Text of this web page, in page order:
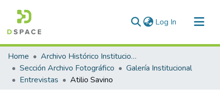
Log In (current)
Communities & Collections
All of DSpace
Statistics
Home
Archivo Histórico Institucional
Sección Archivo Fotográfico
Galería Institucional
Entrevistas
Atilio Savino